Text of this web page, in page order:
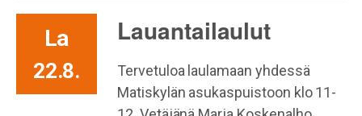
La
22.8.
Lauantailaulut
Tervetuloa laulamaan yhdessä
Matiskylän asukaspuistoon klo 11-